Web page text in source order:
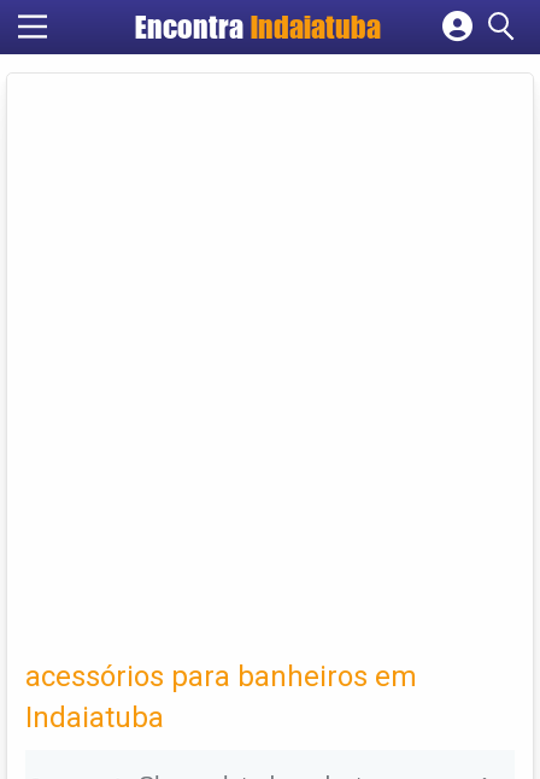
Encontra Indaiatuba
Cadastrar empresa
acessórios para banheiros em
Indaiatuba